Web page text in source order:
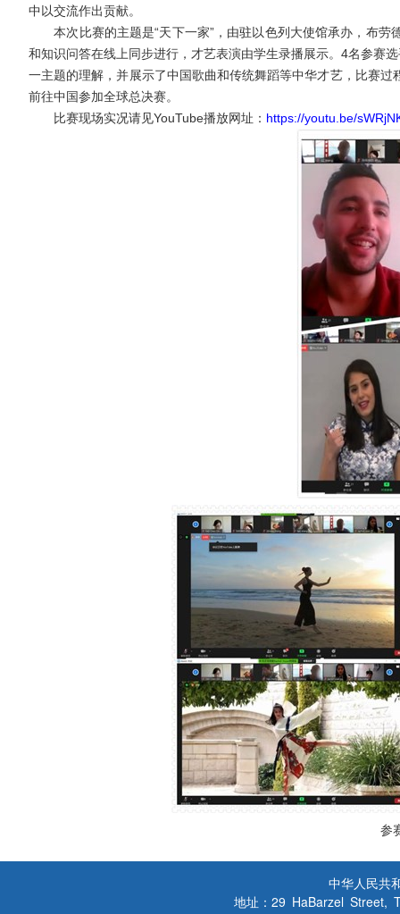
中以交流作出贡献。
本次比赛的主题是“天下一家”，由驻以色列大使馆承办，布劳
和知识问答在线上同步进行，才艺表演由学生录播展示。4名参赛
一主题的理解，并展示了中国歌曲和传统舞蹈等中华才艺，比赛
前往中国参加全球总决赛。
比赛现场实况请见YouTube播放网址： https://youtu.be/
参
中华人民共
地址：29 HaBarzel Street,